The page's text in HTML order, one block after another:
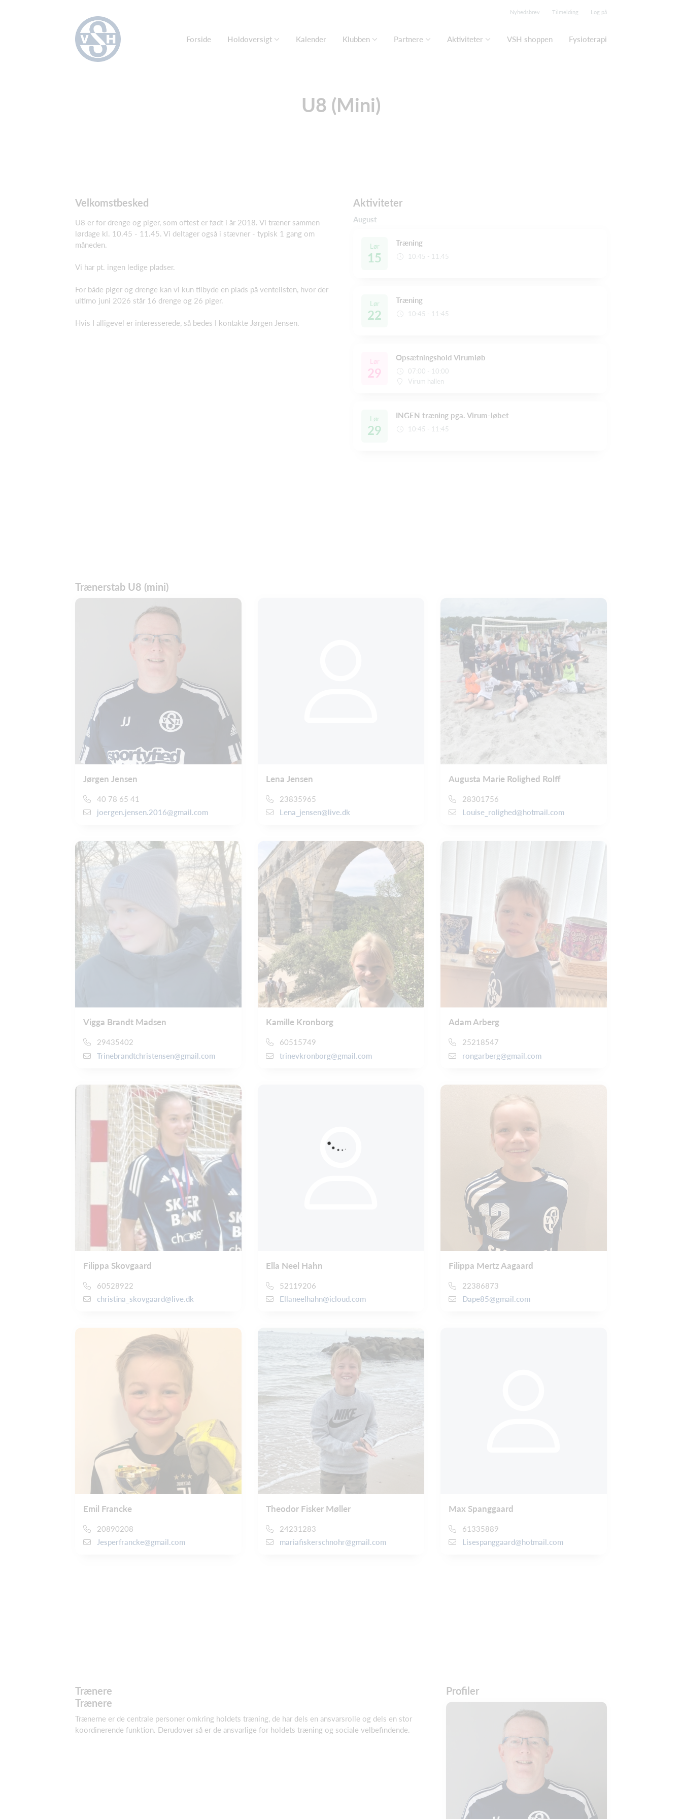
Nyhedsbrev Tilmelding Log på
Forside Holdoversigt Kalender Klubben Partnere Aktiviteter VSH shoppen Fysioterapi
U8 (Mini)
Velkomstbesked
U8 er for drenge og piger, som oftest er født i år 2018. Vi træner sammen
lørdage kl. 10.45 - 11.45. Vi deltager også i stævner - typisk 1 gang om
måneden.
Vi har pt. ingen ledige pladser.
For både piger og drenge kan vi kun tilbyde en plads på ventelisten, hvor der
ultimo juni 2026 står 16 drenge og 26 piger.
Hvis I alligevel er interesserede, så bedes I kontakte Jørgen Jensen.
Aktiviteter
August
Lør
15
Træning
10:45 - 11:45
Lør
22
Træning
10:45 - 11:45
Lør
29
Opsætningshold Virumløb
07:00 - 10:00
Virum hallen
Lør
29
INGEN træning pga. Virum-løbet
10:45 - 11:45
Trænerstab U8 (mini)
Jørgen Jensen
40 78 65 41
joergen.jensen.2016@gmail.com
Lena Jensen
23835965
Lena_jensen@live.dk
Augusta Marie Rolighed Rolff
28301756
Louise_rolighed@hotmail.com
Vigga Brandt Madsen
29435402
Trinebrandtchristensen@gmail.com
Kamille Kronborg
60515749
trinevkronborg@gmail.com
Adam Arberg
25218547
rongarberg@gmail.com
Filippa Skovgaard
60528922
christina_skovgaard@live.dk
Ella Neel Hahn
52119206
Ellaneelhahn@icloud.com
Filippa Mertz Aagaard
22386873
Dape85@gmail.com
Emil Francke
20890208
Jesperfrancke@gmail.com
Theodor Fisker Møller
24231283
mariafiskerschnohr@gmail.com
Max Spanggaard
61335889
Lisespanggaard@hotmail.com
Trænere
Trænere
Trænerne er de centrale personer omkring holdets træning, de har dels en ansvarsrolle og dels en stor
koordinerende funktion. Derudover så er de ansvarlige for holdets træning og sociale velbefindende.
Profiler